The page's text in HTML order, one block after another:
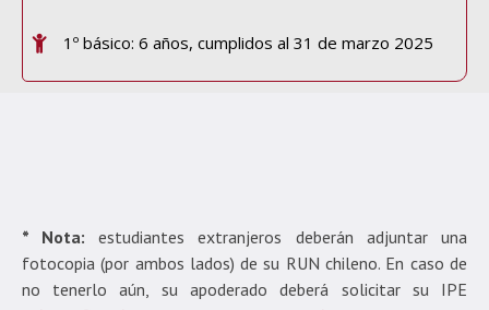
1º básico: 6 años, cumplidos al 31 de marzo 2025
* Nota: estudiantes extranjeros deberán adjuntar una
fotocopia (por ambos lados) de su RUN chileno. En caso de
no tenerlo aún, su apoderado deberá solicitar su IPE